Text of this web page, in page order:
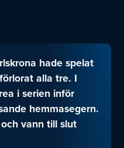
hade spelat
alla tre. I
i serien inför
hemmasegern.
vann till slut